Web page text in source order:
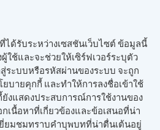
ด้รับระหว่างเซสชันเว็บไซต์ ข้อมูลนี้
ใช้และจะช่วยให้เซิร์ฟเวอร์ระบุตัว
ระบบหรือรหัสผ่านของระบบ จะถูก
บายคุกกี้ และทำให้การลงชื่อเข้าใช้
งแสดงประสบการณ์การใช้งานของ
เนื้อหาที่เกี่ยวข้องและข้อเสนอที่น่า
ยี่ยมชมทราบคำบุพบทที่น่าตื่นเต้นอยู่